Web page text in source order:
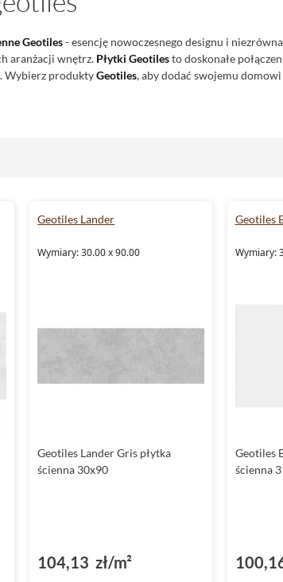
Geotiles- esencję nowoczesnego designu i
aranżacji wnętrz. Płytki Geotilesto doskonałe
Wybierz produktyGeotiles, aby dodać swojemu
Geotiles Lander
Wymiary: 30.00 x 90.00
Geotiles Lander Gris płytka
ścienna 30x90
104,13 zł/m²
Geotiles
Wymiary:
Geotiles
ścienna